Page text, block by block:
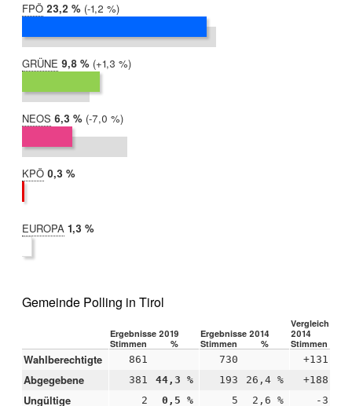
FPÖ 2019:
23,2 %
2014:
24,5 %
Differenz:
-1,2 %
GRÜNE 2019:
9,8 %
2014:
8,5 %
Differenz:
+1,3 %
NEOS 2019:
6,3 %
2014:
13,3 %
Differenz:
-7,0 %
KPÖ 2019:
0,3 %
EUROPA 2019:
1,3 %
Gemeinde Polling in Tirol
Ergebnisse 2019 Ergebnisse 2014
Vergleich
2014
Stimmen
% Stimmen % Stimmen
Wahlberechtigte 861 730 +131
Abgegebene 381 44,3 % 193 26,4 % +188
Ungültige 2 0,5 % 5 2,6 % -3